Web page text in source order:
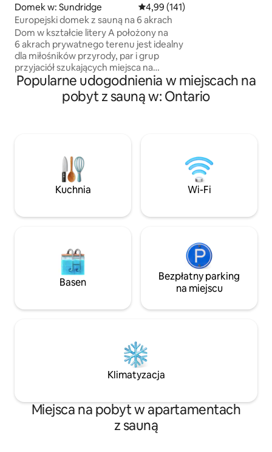
Domek w: Sundridge Średnia ocena: 4,99 na 5, liczba
4,99 (141)
Europejski domek z sauną na 6 akrach
Dom w kształcie litery A położony na
6 akrach prywatnego terenu jest idealny
dla miłośników przyrody, par i grup
przyjaciół szukających miejsca na
weekendowy wypoczynek. W tym
zaprojektowanym w Estonii domku
luksus łączy się z rustykalnym urokiem.
małą publiczną plażę, przystań i dok
w odległości spaceru. Odkryj lokalne
gorzelnie, browary i sklepy lub wybierz
się na wyprawę na łono natury, gdzie
atrakcji.
Popularne udogodnienia w miejscach na
pobyt z sauną w: Ontario
Kuchnia Wi-Fi
Basen
Bezpłatny parking
na miejscu
Klimatyzacja
Miejsca na pobyt w apartamentach
z sauną